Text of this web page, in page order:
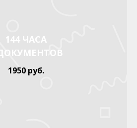
144 ЧАСА
1950 руб.